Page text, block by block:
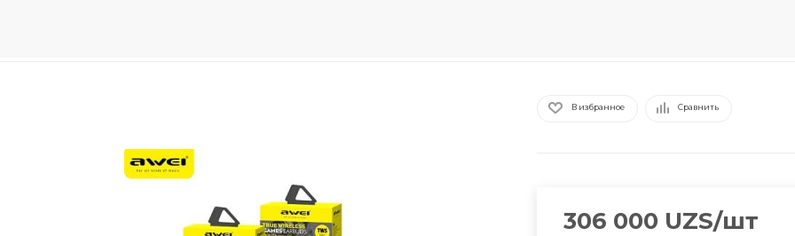
В избранное Сравнить
306 000 UZS/шт